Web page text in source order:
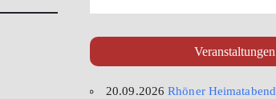
Veranstaltungen
20.09.2026Rhöner Heimatabend